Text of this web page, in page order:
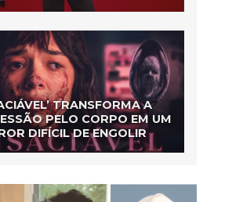
TRANSFORMA A
PELO CORPO EM UM
DIFÍCIL DE ENGOLIR